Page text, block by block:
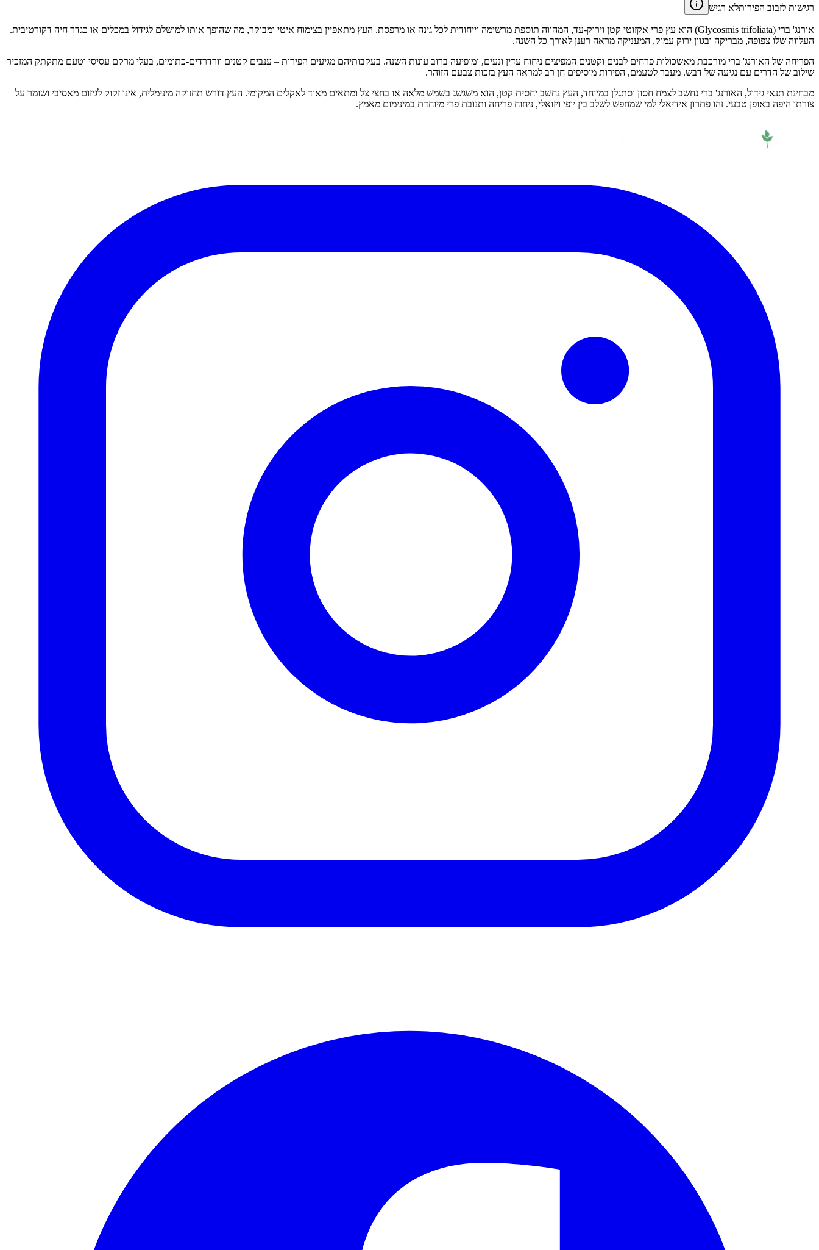
רגישות לזבוב הפירותלא רגיש
אורנג' ברי (Glycosmis trifoliata) הוא עץ פרי אקזוטי קטן וירוק-עד, המהווה תוספת מרשימה וייחודית לכל גינה או מרפסת. העץ מתאפיין בצימוח איטי ומבוקר, מה שהופך אותו למושלם לגידול במכלים או כגדר חיה דקורטיבית.
העלווה שלו צפופה, מבריקה ובגוון ירוק עמוק, המעניקה מראה רענן לאורך כל השנה.
הפריחה של האורנג' ברי מורכבת מאשכולות פרחים לבנים וקטנים המפיצים ניחוח עדין ונעים, ומופיעה ברוב עונות השנה. בעקבותיהם מגיעים הפירות – ענבים קטנים וורדרדים-כתומים, בעלי מרקם עסיסי וטעם מתקתק המזכיר
שילוב של הדרים עם נגיעה של דבש. מעבר לטעמם, הפירות מוסיפים חן רב למראה העץ בזכות צבעם הזוהר.
מבחינת תנאי גידול, האורנג' ברי נחשב לצמח חסון וסתגלן במיוחד, העץ נחשב יחסית קטן, הוא משגשג בשמש מלאה או בחצי צל ומתאים מאוד לאקלים המקומי. העץ דורש תחזוקה מינימלית, אינו זקוק לגיזום מאסיבי ושומר על
צורתו היפה באופן טבעי. זהו פתרון אידיאלי למי שמחפש לשלב בין יופי ויזואלי, ניחוח פריחה ותנובת פרי מיוחדת במינימום מאמץ.